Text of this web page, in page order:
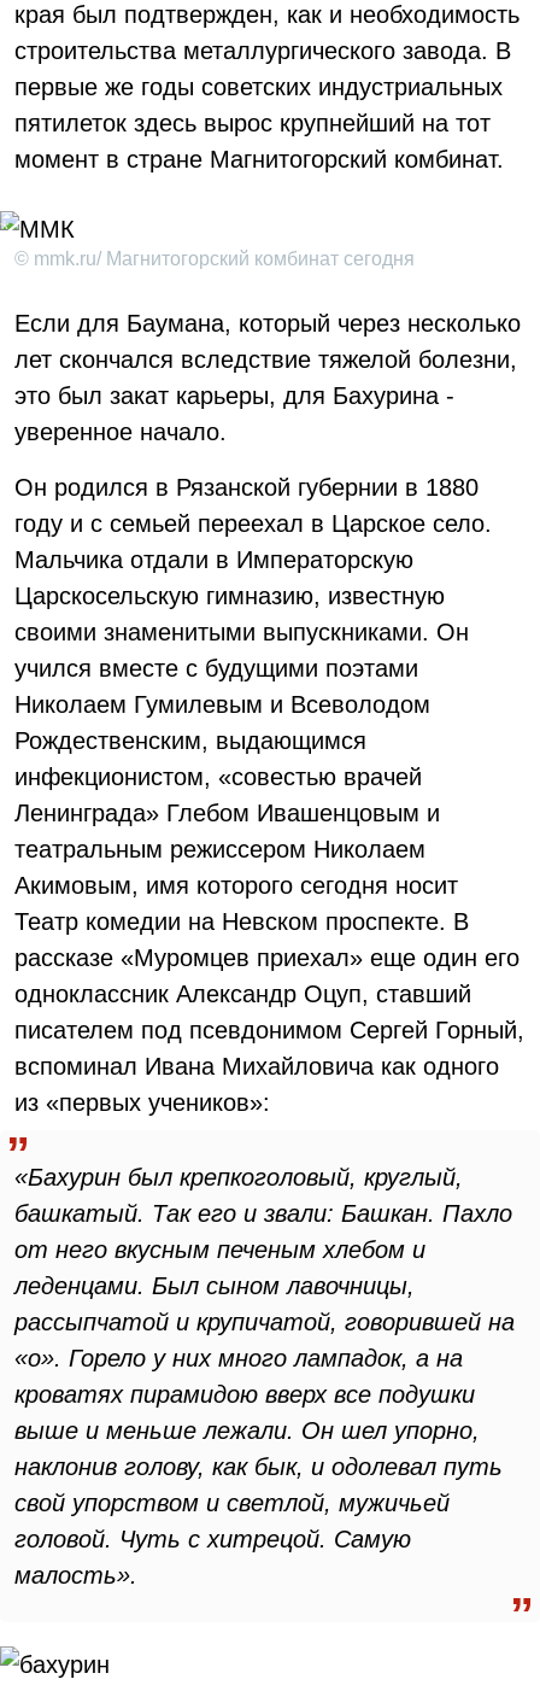
края был подтвержден, как и необходимость
строительства металлургического завода. В
первые же годы советских индустриальных
пятилеток здесь вырос крупнейший на тот
момент в стране Магнитогорский комбинат.
© mmk.ru/ Магнитогорский комбинат сегодня
Если для Баумана, который через несколько
лет скончался вследствие тяжелой болезни,
это был закат карьеры, для Бахурина -
уверенное начало.
Он родился в Рязанской губернии в 1880
году и с семьей переехал в Царское село.
Мальчика отдали в Императорскую
Царскосельскую гимназию, известную
своими знаменитыми выпускниками. Он
учился вместе с будущими поэтами
Николаем Гумилевым и Всеволодом
Рождественским, выдающимся
инфекционистом, «совестью врачей
Ленинграда» Глебом Ивашенцовым и
театральным режиссером Николаем
Акимовым, имя которого сегодня носит
Театр комедии на Невском проспекте. В
рассказе «Муромцев приехал» еще один его
одноклассник Александр Оцуп, ставший
писателем под псевдонимом Сергей Горный,
вспоминал Ивана Михайловича как одного
из «первых учеников»:
«Бахурин был крепкоголовый, круглый,
башкатый. Так его и звали: Башкан. Пахло
от него вкусным печеным хлебом и
леденцами. Был сыном лавочницы,
рассыпчатой и крупичатой, говорившей на
«о». Горело у них много лампадок, а на
кроватях пирамидою вверх все подушки
выше и меньше лежали. Он шел упорно,
наклонив голову, как бык, и одолевал путь
свой упорством и светлой, мужичьей
головой. Чуть с хитрецой. Самую
малость».